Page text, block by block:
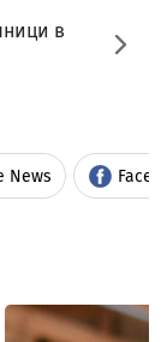
в
News